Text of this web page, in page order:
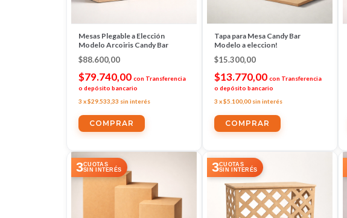
Mesas Plegable a Elección
Modelo Arcoiris Candy Bar
$88.600,00
$79.740,00 con Transferencia
o depósito bancario
3 x$29.533,33 sin interés
COMPRAR
Tapa para Mesa Candy Bar
Modelo a eleccion!
$15.300,00
$13.770,00 con Transferencia
o depósito bancario
3 x$5.100,00 sin interés
COMPRAR
3CUOTAS
SIN INTERÉS
3CUOTAS
SIN INTERÉS